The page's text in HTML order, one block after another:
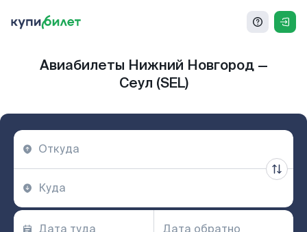
Авиабилеты Нижний Новгород —
Сеул (SEL)